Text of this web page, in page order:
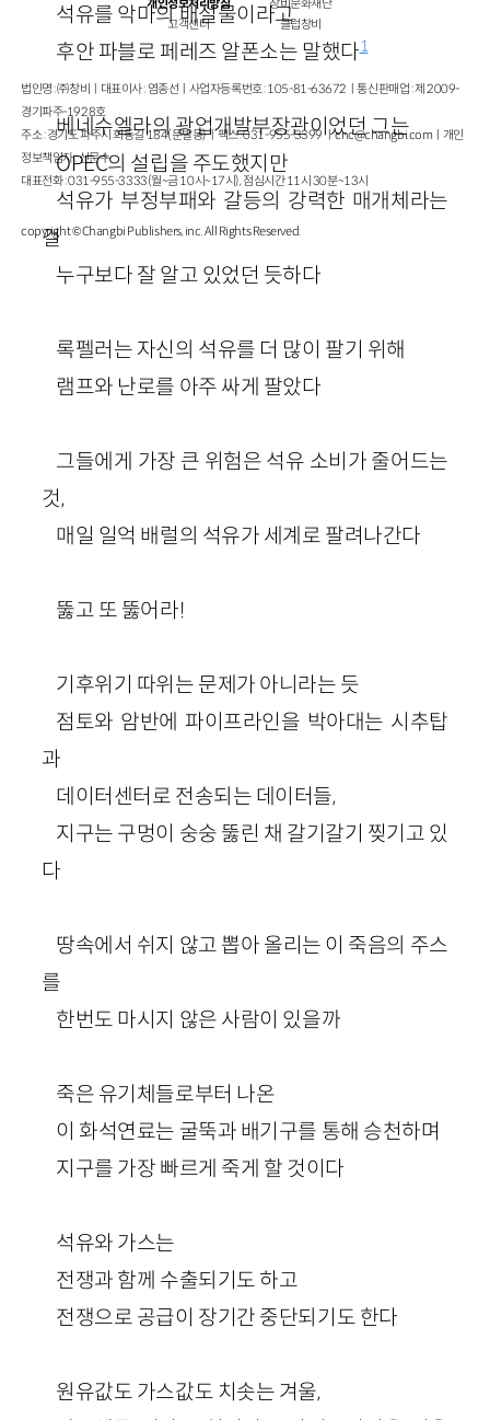
석유를 악마의 배설물이라고
후안 파블로 페레즈 알폰소는 말했다1
베네수엘라의 광업개발부장관이었던 그는
OPEC의 설립을 주도했지만
석유가 부정부패와 갈등의 강력한 매개체라는
걸
누구보다 잘 알고 있었던 듯하다
록펠러는 자신의 석유를 더 많이 팔기 위해
램프와 난로를 아주 싸게 팔았다
그들에게 가장 큰 위험은 석유 소비가 줄어드는
것,
매일 일억 배럴의 석유가 세계로 팔려나간다
뚫고 또 뚫어라!
기후위기 따위는 문제가 아니라는 듯
점토와 암반에 파이프라인을 박아대는 시추탑
과
데이터센터로 전송되는 데이터들,
지구는 구멍이 숭숭 뚫린 채 갈기갈기 찢기고 있
다
땅속에서 쉬지 않고 뽑아 올리는 이 죽음의 주스
를
한번도 마시지 않은 사람이 있을까
죽은 유기체들로부터 나온
이 화석연료는 굴뚝과 배기구를 통해 승천하며
지구를 가장 빠르게 죽게 할 것이다
석유와 가스는
전쟁과 함께 수출되기도 하고
전쟁으로 공급이 장기간 중단되기도 한다
원유값도 가스값도 치솟는 겨울,
개인정보처리방침
고객센터
창비문화재단
클럽창비
법인명 : ㈜창비ㅣ대표이사 : 염종선ㅣ사업자등록번호 : 105-81-63672ㅣ통신판매업 : 제 2009-
경기파주-1928호
주소 : 경기도 파주시 회동길 184(문발동)ㅣ팩스 : 031-955-3399 ㅣcnc@changbi.com ㅣ개인
정보책임자 : 신문수
대표전화 : 031-955-3333(월~금 10시~17시), 점심시간 11시 30분~13시
copyright © Changbi Publishers, inc. All Rights Reserved.